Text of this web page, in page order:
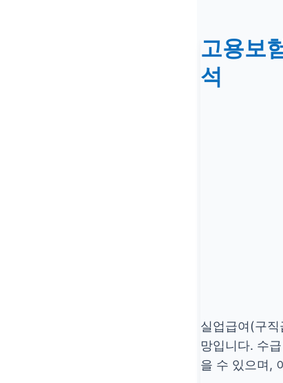
고용보
석
실업급여(구
망입니다. 수
을 수 있으며,